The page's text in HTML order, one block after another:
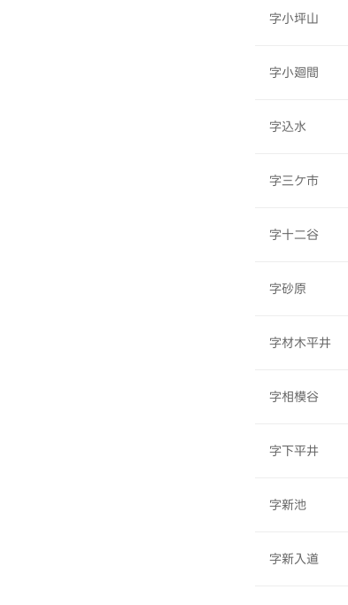
字小坪山
字小廻間
字込水
字三ケ市
字十二谷
字砂原
字材木平井
字相模谷
字下平井
字新池
字新入道